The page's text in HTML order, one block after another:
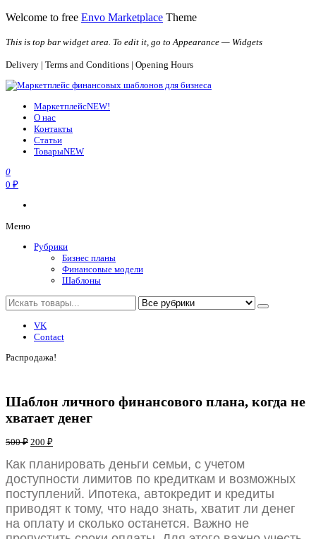
Перейти
содержимому
Welcome to free Envo Marketplace Theme
This is top bar widget area. To edit it, go to Appearance — Widgets
Delivery | Terms and Conditions | Opening Hours
Маркетплейс финансовых шаблонов для бизнеса
Шаблоны, финансовые модели и расчеты, решения для бизнеса
МаркетплейсNEW!
О нас
Контакты
Статьи
ТоварыNEW
0
0 ₽
Меню
Рубрики
Бизнес планы
Финансовые модели
Шаблоны
VK
Contact
Распродажа!
Шаблон личного финансового плана, когда не
хватает денег
500₽ 200 ₽
Как планировать деньги семьи, с учетом
доступности лимитов по кредиткам и возможных
поступлений. Ипотека, автокредит и кредиты
приводят к тому, что надо знать, хватит ли денег
на оплату и сколько останется. Важно не